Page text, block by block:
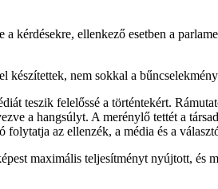
ellenkező esetben a
készítettek, nem sokkal a
teszik felelőssé a történtekért.
a hangsúlyt. A merénylő tettét a
az ellenzék, a média és a
maximális teljesítményt nyújtott, és